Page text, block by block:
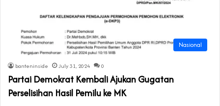
Nasional
banteninside July 31, 2024 0
Partai Demokrat Kembali Ajukan Gugatan
Perselisihan Hasil Pemilu ke MK